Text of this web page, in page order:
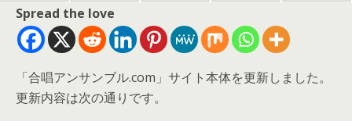
Spread the love
「合唱アンサンブル.com」サイト本体を更新しました。
更新内容は次の通りです。